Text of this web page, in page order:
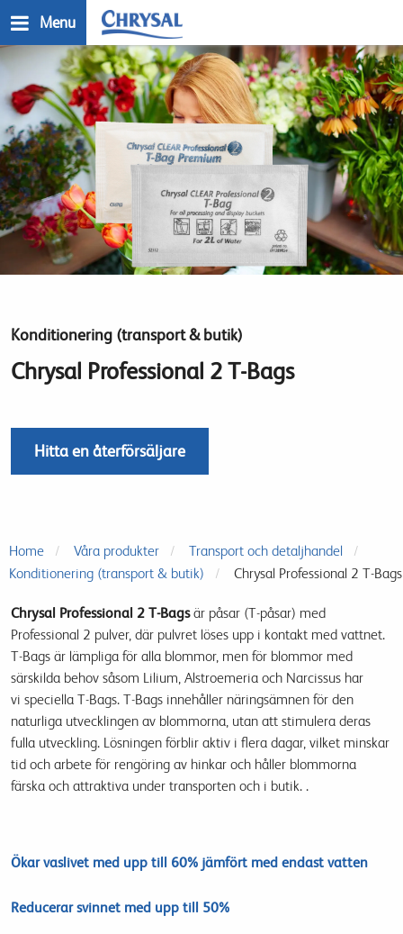
to
main
Menu
Konditionering (transport & butik)
Chrysal Professional 2 T-Bags
Hitta en återförsäljare
Home Våra produkter
Transport och detaljhandel
Konditionering (transport & butik)
Chrysal Professional 2 T-Bags
Chrysal Professional 2 T-Bags är påsar (T-påsar) med
Professional 2 pulver, där pulvret löses upp i kontakt med vattnet.
T-Bags är lämpliga för alla blommor, men för blommor med
särskilda behov såsom Lilium, Alstroemeria och Narcissus har
vi speciella T-Bags. T-Bags innehåller näringsämnen för den
naturliga utvecklingen av blommorna, utan att stimulera deras
fulla utveckling. Lösningen förblir aktiv i flera dagar, vilket minskar
tid och arbete för rengöring av hinkar och håller blommorna
färska och attraktiva under transporten och i butik. .
Ökar vaslivet med upp till 60% jämfört med endast vatten
Reducerar svinnet med upp till 50%